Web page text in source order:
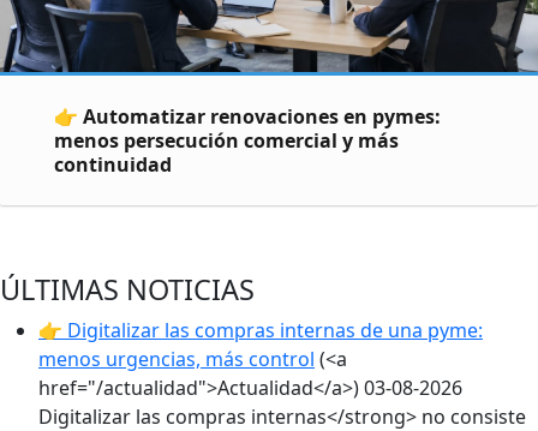
👉 Automatizar renovaciones en pymes:
menos persecución comercial y más
continuidad
ÚLTIMAS NOTICIAS
👉 Digitalizar las compras internas de una pyme:
menos urgencias, más control (<a
href="/actualidad">Actualidad</a>)03-08-2026
Digitalizar las compras internas</strong> no consiste